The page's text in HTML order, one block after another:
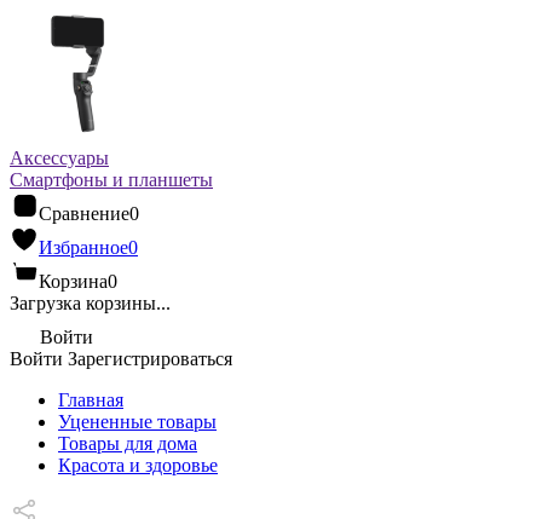
Аксессуары
Смартфоны и планшеты
Сравнение0
Избранное0
Корзина0
Загрузка корзины...
Войти
Войти Зарегистрироваться
Главная
Уцененные товары
Товары для дома
Красота и здоровье